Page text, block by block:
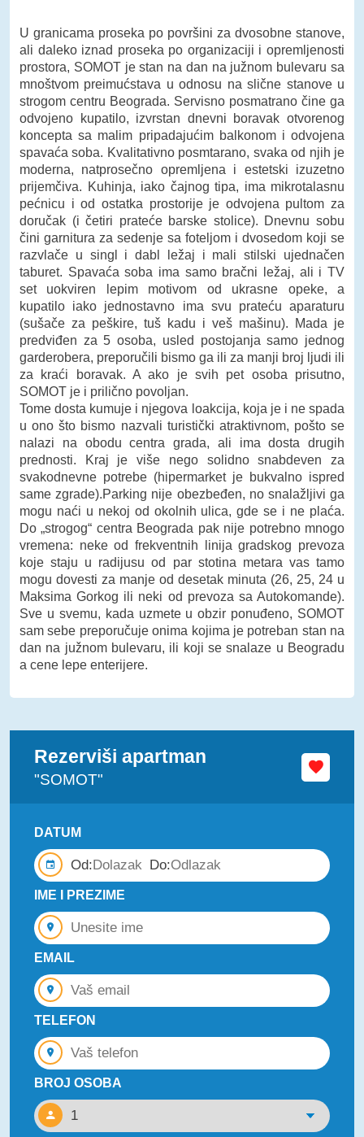
Rezerviši apartman
"SOMOT"
DATUM
Od: Do:
IME I PREZIME
EMAIL
TELEFON
BROJ OSOBA
U granicama proseka po površini za dvosobne stanove,
ali daleko iznad proseka po organizaciji i opremljenosti
prostora, SOMOT je stan na dan na južnom bulevaru sa
mnoštvom preimućstava u odnosu na slične stanove u
strogom centru Beograda. Servisno posmatrano čine ga
odvojeno kupatilo, izvrstan dnevni boravak otvorenog
koncepta sa malim pripadajućim balkonom i odvojena
spavaća soba. Kvalitativno posmtarano, svaka od njih je
moderna, natprosečno opremljena i estetski izuzetno
prijemčiva. Kuhinja, iako čajnog tipa, ima mikrotalasnu
pećnicu i od ostatka prostorije je odvojena pultom za
doručak (i četiri prateće barske stolice). Dnevnu sobu
čini garnitura za sedenje sa foteljom i dvosedom koji se
razvlače u singl i dabl ležaj i mali stilski ujednačen
taburet. Spavaća soba ima samo bračni ležaj, ali i TV
set uokviren lepim motivom od ukrasne opeke, a
kupatilo iako jednostavno ima svu prateću aparaturu
(sušače za peškire, tuš kadu i veš mašinu). Mada je
predviđen za 5 osoba, usled postojanja samo jednog
garderobera, preporučili bismo ga ili za manji broj ljudi ili
za kraći boravak. A ako je svih pet osoba prisutno,
SOMOT je i prilično povoljan.
Tome dosta kumuje i njegova loakcija, koja je i ne spada
u ono što bismo nazvali turistički atraktivnom, pošto se
nalazi na obodu centra grada, ali ima dosta drugih
prednosti. Kraj je više nego solidno snabdeven za
svakodnevne potrebe (hipermarket je bukvalno ispred
same zgrade).Parking nije obezbeđen, no snalažljivi ga
mogu naći u nekoj od okolnih ulica, gde se i ne plaća.
Do „strogog“ centra Beograda pak nije potrebno mnogo
vremena: neke od frekventnih linija gradskog prevoza
koje staju u radijusu od par stotina metara vas tamo
mogu dovesti za manje od desetak minuta (26, 25, 24 u
Maksima Gorkog ili neki od prevoza sa Autokomande).
Sve u svemu, kada uzmete u obzir ponuđeno, SOMOT
sam sebe preporučuje onima kojima je potreban stan na
dan na južnom bulevaru, ili koji se snalaze u Beogradu
a cene lepe enterijere.